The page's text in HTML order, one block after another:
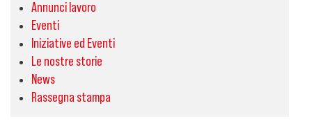
Annunci lavoro
Eventi
Iniziative ed Eventi
Le nostre storie
News
Rassegna stampa